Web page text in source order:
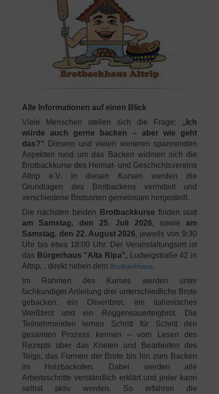
Alle Informationen auf einen Blick
Viele Menschen stellen sich die Frage: „Ich
würde auch gerne backen – aber wie geht
das?“ Diesem und vielen weiteren spannenden
Aspekten rund um das Backen widmen sich die
Brotbackkurse des Heimat- und Geschichtsvereins
Altrip e.V. In diesen Kursen werden die
Grundlagen des Brotbackens vermittelt und
verschiedene Brotsorten gemeinsam hergestellt.
Die nächsten beiden
Brotbackkurse finden statt
am Samstag, den 25. Juli 2026, sowieam
Samstag, den 22. August 2026, jeweils von 9:30
Uhr bis etwa 18:00 Uhr. Der Veranstaltungsort ist
das Bürgerhaus "Alta Ripa“, Ludwigstraße 42 in
Altrip, , direkt neben dem Brotbackhaus.
Im Rahmen des Kurses werden unter
fachkundiger Anleitung drei unterschiedliche Brote
gebacken: ein Olivenbrot, ein italienisches
Weißbrot und ein Roggensauerteigbrot. Die
Teilnehmenden lernen Schritt für Schritt den
gesamten Prozess kennen – vom Lesen des
Rezepts über das Kneten und Bearbeiten des
Teigs, das Formen der Brote bis hin zum Backen
im Holzbackofen. Dabei werden alle
Arbeitsschritte verständlich erklärt und jeder kann
selbst aktiv werden. So erfahren die